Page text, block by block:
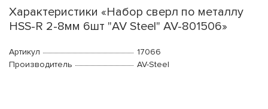
Характеристики «Набор сверл по металлу
HSS-R 2-8мм 6шт "AV Steel" AV-801506»
Артикул
17066
Производитель
AV-Steel